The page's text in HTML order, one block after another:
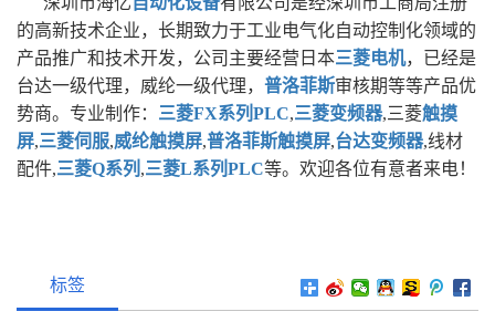
的高新技术企业，长期致力于工业电气化自动控制化领域的
产品推广和技术开发，公司主要经营日本三菱电机，已经是
台达一级代理，威纶一级代理， 普洛菲斯审核期等等产品优
势商。专业制作： 三菱FX系列PLC,三菱变频器,三菱触摸
屏,三菱伺服,威纶触摸屏,普洛菲斯触摸屏,台达变频器,线材
配件,三菱Q系列 ,三菱L系列PLC等。欢迎各位有意者来电！
标签